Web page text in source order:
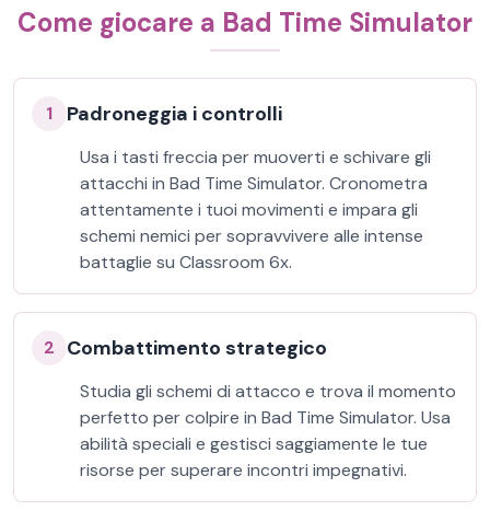
Come giocare a Bad Time Simulator
1 Padroneggia i controlli
Usa i tasti freccia per muoverti e schivare gli
attacchi in Bad Time Simulator. Cronometra
attentamente i tuoi movimenti e impara gli
schemi nemici per sopravvivere alle intense
battaglie su Classroom 6x.
2 Combattimento strategico
Studia gli schemi di attacco e trova il momento
perfetto per colpire in Bad Time Simulator. Usa
abilità speciali e gestisci saggiamente le tue
risorse per superare incontri impegnativi.